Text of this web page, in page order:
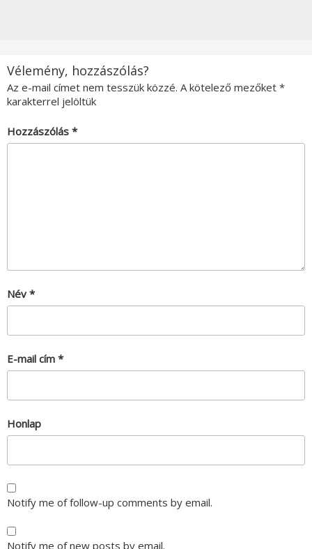
Vélemény, hozzászólás?
Az e-mail címet nem tesszük közzé. A kötelező mezőket *
karakterrel jelöltük
Hozzászólás *
Név *
E-mail cím *
Honlap
Notify me of follow-up comments by email.
Notify me of new posts by email.